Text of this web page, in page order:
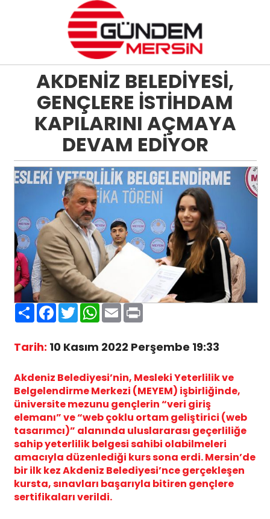
AKDENİZ BELEDİYESİ,
GENÇLERE İSTİHDAM
KAPILARINI AÇMAYA
DEVAM EDİYOR
PaylaşFacebook
TwitterWhatsApp
EmailPrint
Tarih: 10 Kasım 2022 Perşembe 19:33
Akdeniz Belediyesi’nin, Mesleki Yeterlilik ve
Belgelendirme Merkezi (MEYEM) işbirliğinde,
üniversite mezunu gençlerin “veri giriş
elemanı” ve “web çoklu ortam geliştirici (web
tasarımcı)” alanında uluslararası geçerliliğe
sahip yeterlilik belgesi sahibi olabilmeleri
amacıyla düzenlediği kurs sona erdi. Mersin’de
bir ilk kez Akdeniz Belediyesi’nce gerçekleşen
kursta, sınavları başarıyla bitiren gençlere
sertifikaları verildi.